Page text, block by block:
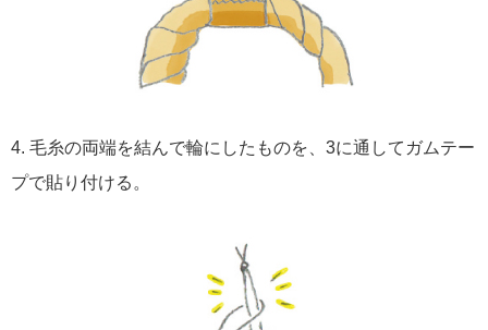
4. 毛糸の両端を結んで輪にしたものを、3に通してガムテー
プで貼り付ける。